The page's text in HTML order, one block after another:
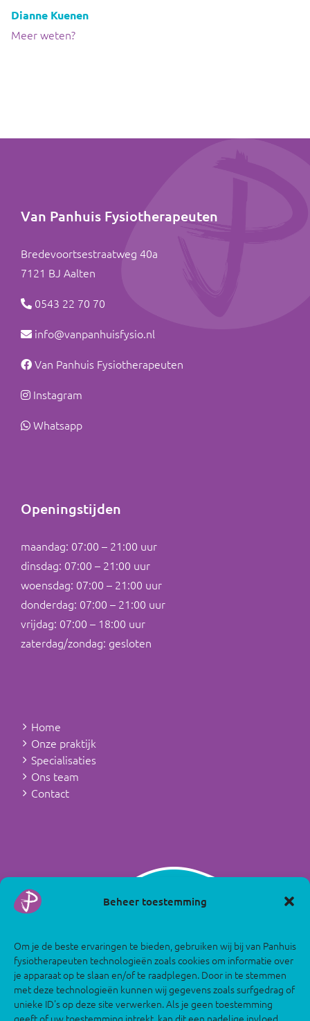
Beheer toestemming
Om je de beste ervaringen te bieden, gebruiken wij bij van Panhuis
fysiotherapeuten technologieën zoals cookies om informatie over
je apparaat op te slaan en/of te raadplegen. Door in te stemmen
met deze technologieën kunnen wij gegevens zoals surfgedrag of
unieke ID's op deze site verwerken. Als je geen toestemming
geeft of uw toestemming intrekt, kan dit een nadelige invloed
Dianne Kuenen
Meer weten?
Van Panhuis Fysiotherapeuten
Bredevoortsestraatweg 40a
7121 BJ Aalten
0543 22 70 70
info@vanpanhuisfysio.nl
Van Panhuis Fysiotherapeuten
Instagram
Whatsapp
Openingstijden
maandag: 07:00 – 21:00 uur
dinsdag: 07:00 – 21:00 uur
woensdag: 07:00 – 21:00 uur
donderdag: 07:00 – 21:00 uur
vrijdag: 07:00 – 18:00 uur
zaterdag/zondag: gesloten
Home
Onze praktijk
Specialisaties
Ons team
Contact